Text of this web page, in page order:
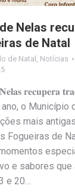
Nelas
de Natal
de Natal Notícias
𝐫𝐞𝐜𝐮𝐩𝐞𝐫𝐚
ano, o Município
mais
Fogueiras de
e sabores que
e 20…